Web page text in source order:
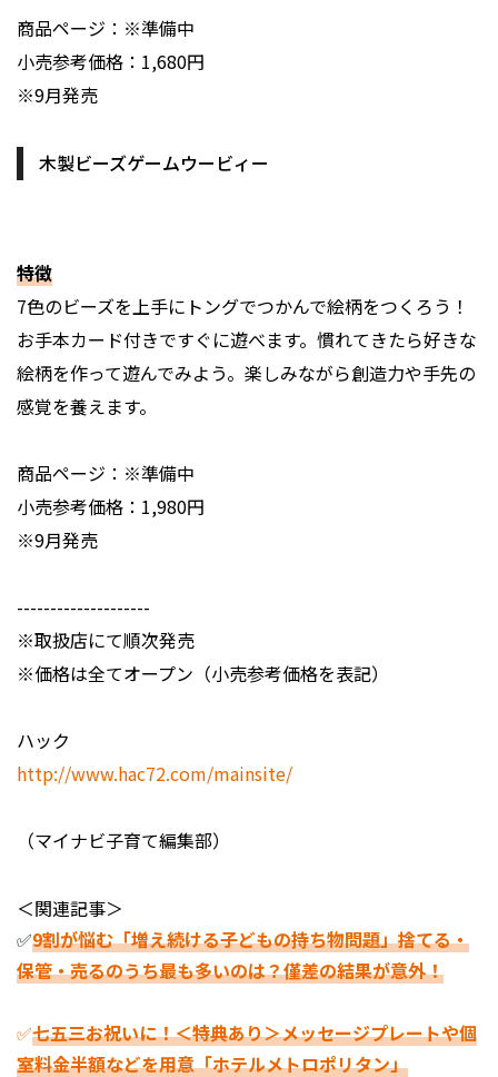
商品ページ：※準備中
小売参考価格：1,680円
※9月発売
木製ビーズゲームウービィー
特徴
7色のビーズを上手にトングでつかんで絵柄をつくろう！
お手本カード付きですぐに遊べます。慣れてきたら好きな
絵柄を作って遊んでみよう。楽しみながら創造力や手先の
感覚を養えます。
商品ページ：※準備中
小売参考価格：1,980円
※9月発売
--------------------
※取扱店にて順次発売
※価格は全てオープン（小売参考価格を表記）
ハック
http://www.hac72.com/mainsite/
（マイナビ子育て編集部）
＜関連記事＞
✅9割が悩む「増え続ける子どもの持ち物問題」捨てる・
保管・売るのうち最も多いのは？僅差の結果が意外！
✅七五三お祝いに！＜特典あり＞メッセージプレートや個
室料金半額などを用意「ホテルメトロポリタン」